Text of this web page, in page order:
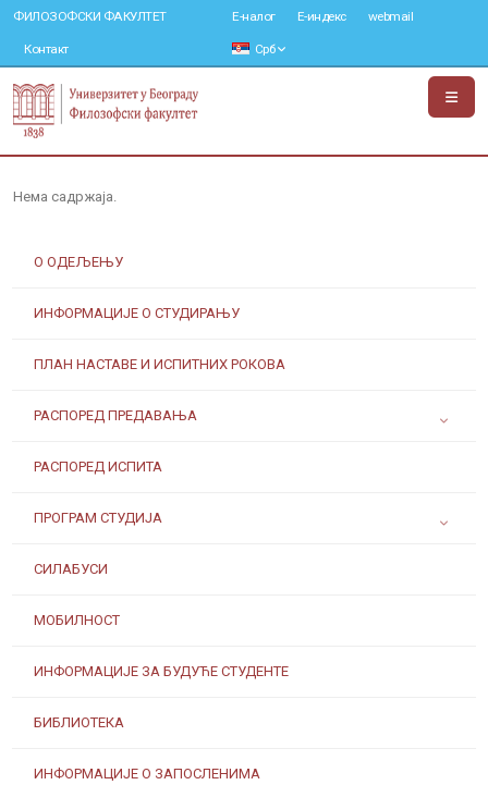
ФИЛОЗОФСКИ ФАКУЛТЕТ
Контакт
Е-налог Е-индекс webmail
Срб
О ОДЕЉЕЊУ
ИНФОРМАЦИЈЕ О СТУДИРАЊУ
ПЛАН НАСТАВЕ И ИСПИТНИХ РОКОВА
РАСПОРЕД ПРЕДАВАЊА
РАСПОРЕД ИСПИТА
ПРОГРАМ СТУДИЈА
СИЛАБУСИ
МОБИЛНОСТ
ИНФОРМАЦИЈЕ ЗА БУДУЋЕ СТУДЕНТЕ
БИБЛИОТЕКА
ИНФОРМАЦИЈЕ О ЗАПОСЛЕНИМА
Нема садржаја.